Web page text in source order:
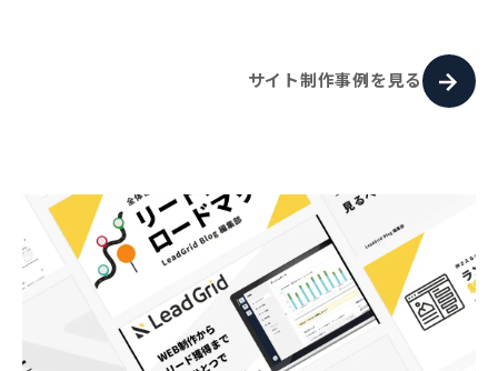
サイト制作事例を見る